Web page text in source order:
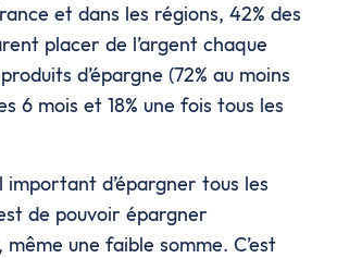
et dans les régions, 42% des
placer de l’argent chaque
d’épargne (72% au moins
6 mois et 18% une fois tous les
important d’épargner tous les
de pouvoir épargner
une faible somme. C’est